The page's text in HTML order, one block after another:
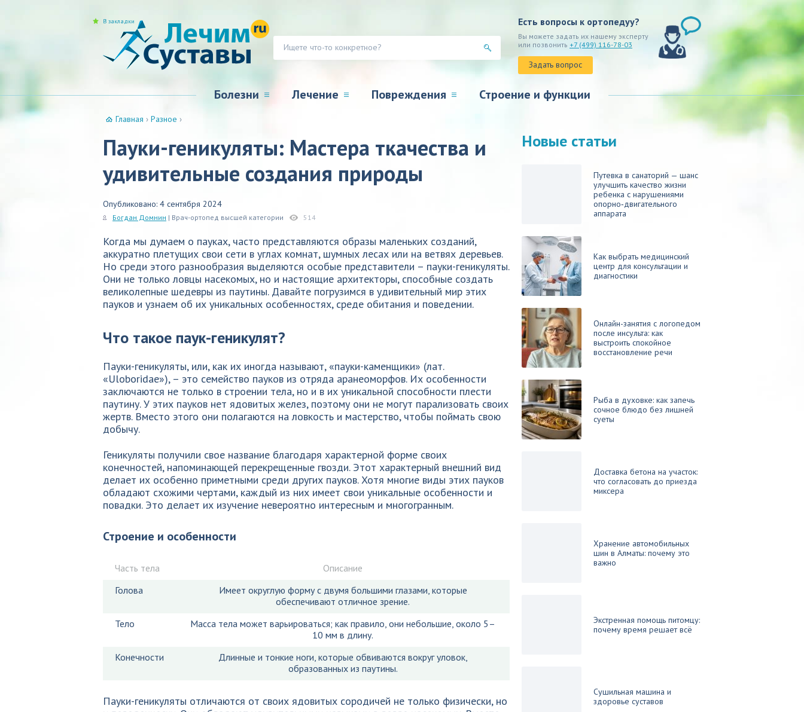
Есть вопросы к ортопедуу?
Вы можете задать их нашему эксперту
или позвонить +7 (499) 116-78-03
Задать вопрос
Болезни Лечение Повреждения Строение и функции
В закладки
Главная › Разное ›
Пауки-геникуляты: Мастера ткачества и
удивительные создания природы
Опубликовано: 4 сентября 2024
Богдан Домнин | Врач-ортопед высшей категории 514
Когда мы думаем о пауках, часто представляются образы маленьких созданий,
аккуратно плетущих свои сети в углах комнат, шумных лесах или на ветвях деревьев.
Но среди этого разнообразия выделяются особые представители – пауки-геникуляты.
Они не только ловцы насекомых, но и настоящие архитекторы, способные создать
великолепные шедевры из паутины. Давайте погрузимся в удивительный мир этих
пауков и узнаем об их уникальных особенностях, среде обитания и поведении.
Что такое паук-геникулят?
Пауки-геникуляты, или, как их иногда называют, «пауки-каменщики» (лат.
«Uloboridae»), – это семейство пауков из отряда аранеоморфов. Их особенности
заключаются не только в строении тела, но и в их уникальной способности плести
паутину. У этих пауков нет ядовитых желез, поэтому они не могут парализовать своих
жертв. Вместо этого они полагаются на ловкость и мастерство, чтобы поймать свою
добычу.
Геникуляты получили свое название благодаря характерной форме своих
конечностей, напоминающей перекрещенные гвозди. Этот характерный внешний вид
делает их особенно приметными среди других пауков. Хотя многие виды этих пауков
обладают схожими чертами, каждый из них имеет свои уникальные особенности и
повадки. Это делает их изучение невероятно интересным и многогранным.
Строение и особенности
Часть тела
Описание
Голова
Имеет округлую форму с двумя большими глазами, которые
обеспечивают отличное зрение.
Тело
Масса тела может варьироваться; как правило, они небольшие, около 5–
10 мм в длину.
Конечности
Длинные и тонкие ноги, которые обвиваются вокруг уловок,
образованных из паутины.
Пауки-геникуляты отличаются от своих ядовитых сородичей не только физически, но
Новые статьи
Путевка в санаторий — шанс
улучшить качество жизни
ребенка с нарушениями
опорно‑двигательного
аппарата
Как выбрать медицинский
центр для консультации и
диагностики
Онлайн-занятия с логопедом
после инсульта: как
выстроить спокойное
восстановление речи
Рыба в духовке: как запечь
сочное блюдо без лишней
суеты
Доставка бетона на участок:
что согласовать до приезда
миксера
Хранение автомобильных
шин в Алматы: почему это
важно
Экстренная помощь питомцу:
почему время решает всё
Сушильная машина и
здоровье суставов